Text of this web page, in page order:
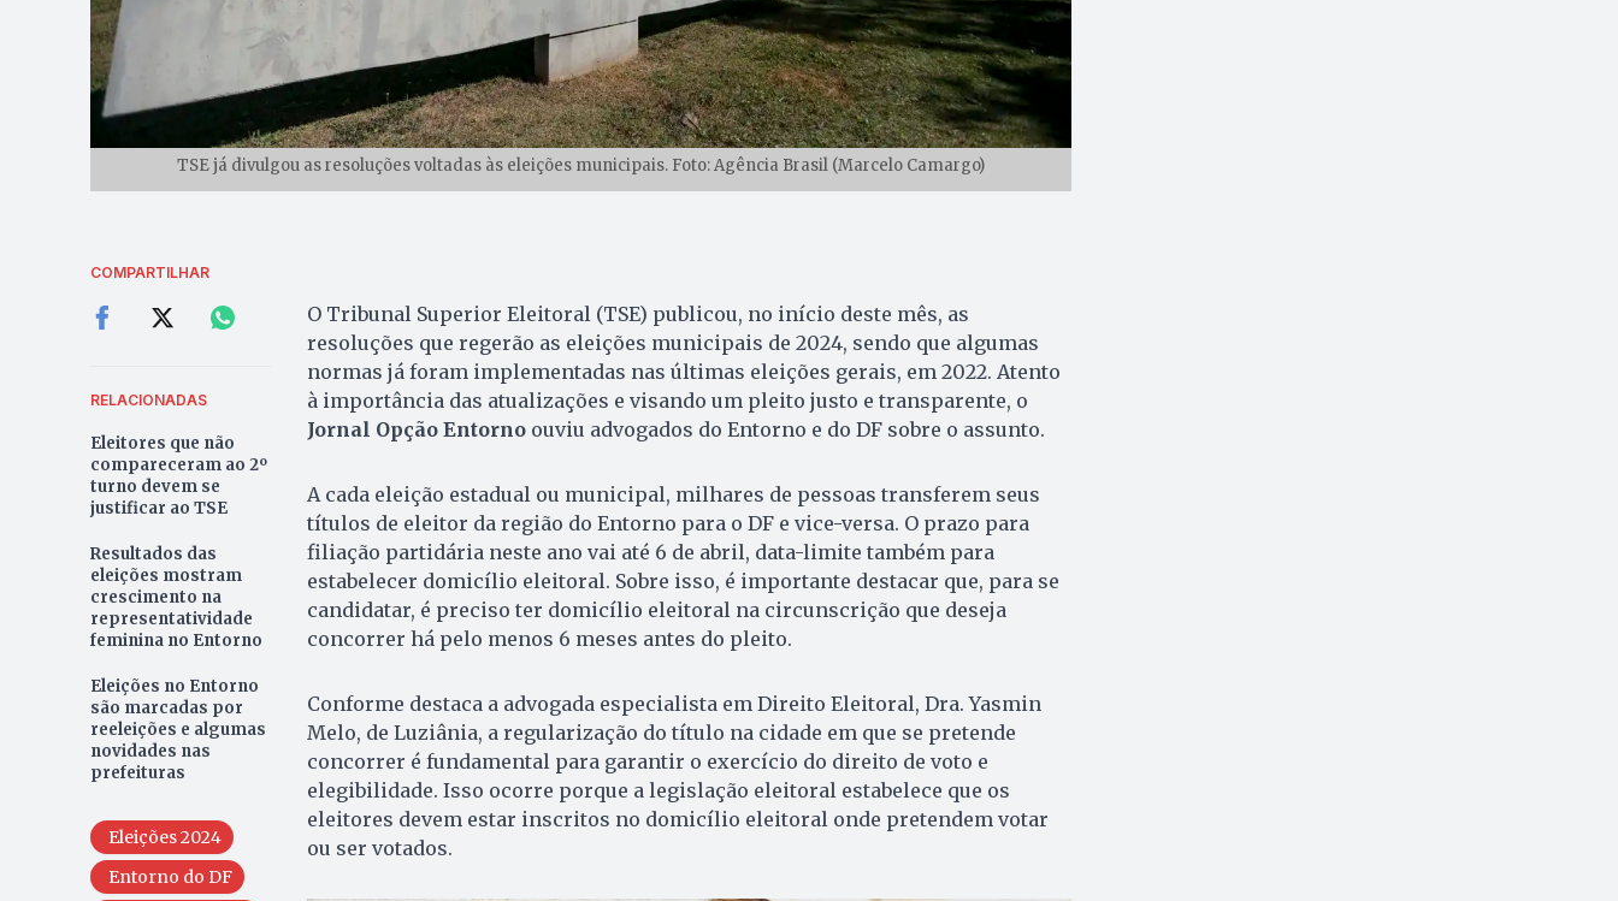
TSE já divulgou as resoluções voltadas às eleições municipais. Foto: Agência Brasil (Marcelo Camargo)
COMPARTILHAR
RELACIONADAS
Eleitores que não
compareceram ao 2º
turno devem se
justificar ao TSE
Resultados das
eleições mostram
crescimento na
representatividade
feminina no Entorno
Eleições no Entorno
são marcadas por
reeleições e algumas
novidades nas
prefeituras
Eleições 2024
Entorno do DF
O Tribunal Superior Eleitoral (TSE) publicou, no início deste mês, as
resoluções que regerão as eleições municipais de 2024, sendo que algumas
normas já foram implementadas nas últimas eleições gerais, em 2022. Atento
à importância das atualizações e visando um pleito justo e transparente, o
Jornal Opção Entornoouviu advogados do Entorno e do DF sobre o assunto.
A cada eleição estadual ou municipal, milhares de pessoas transferem seus
títulos de eleitor da região do Entorno para o DF e vice-versa. O prazo para
filiação partidária neste ano vai até 6 de abril, data-limite também para
estabelecer domicílio eleitoral. Sobre isso, é importante destacar que, para se
candidatar, é preciso ter domicílio eleitoral na circunscrição que deseja
concorrer há pelo menos 6 meses antes do pleito.
Conforme destaca a advogada especialista em Direito Eleitoral, Dra. Yasmin
Melo, de Luziânia, a regularização do título na cidade em que se pretende
concorrer é fundamental para garantir o exercício do direito de voto e
elegibilidade. Isso ocorre porque a legislação eleitoral estabelece que os
eleitores devem estar inscritos no domicílio eleitoral onde pretendem votar
ou ser votados.